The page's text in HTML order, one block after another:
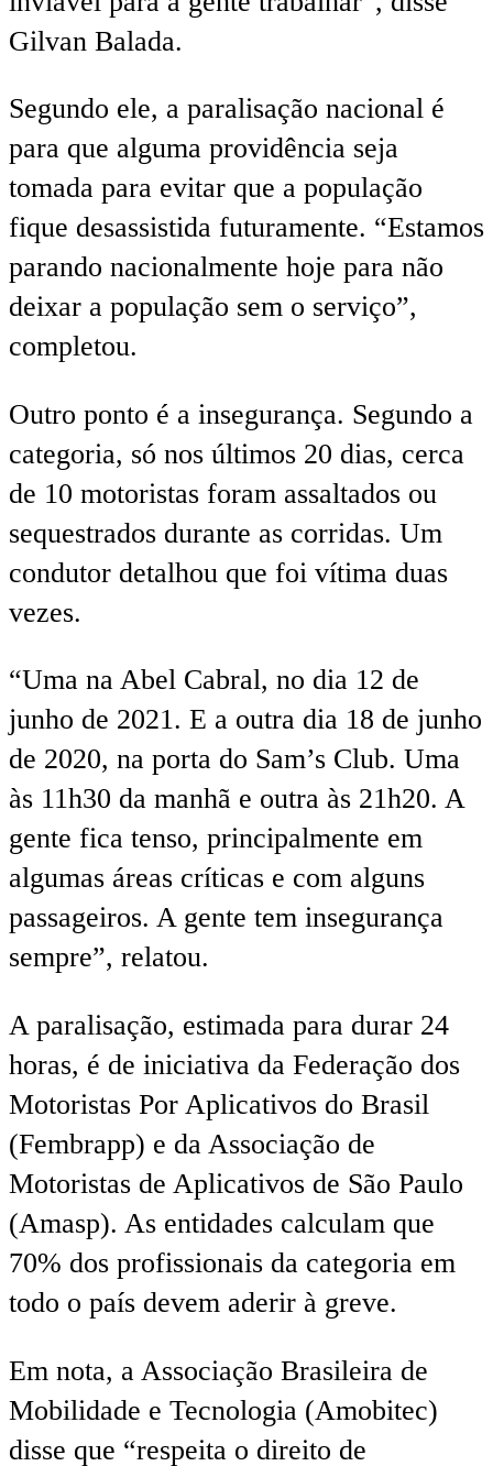
Gilvan Balada.
Segundo ele, a paralisação nacional é
para que alguma providência seja
tomada para evitar que a população
fique desassistida futuramente. “Estamos
parando nacionalmente hoje para não
deixar a população sem o serviço”,
completou.
Outro ponto é a insegurança. Segundo a
categoria, só nos últimos 20 dias, cerca
de 10 motoristas foram assaltados ou
sequestrados durante as corridas. Um
condutor detalhou que foi vítima duas
vezes.
“Uma na Abel Cabral, no dia 12 de
junho de 2021. E a outra dia 18 de junho
de 2020, na porta do Sam’s Club. Uma
às 11h30 da manhã e outra às 21h20. A
gente fica tenso, principalmente em
algumas áreas críticas e com alguns
passageiros. A gente tem insegurança
sempre”, relatou.
A paralisação, estimada para durar 24
horas, é de iniciativa da Federação dos
Motoristas Por Aplicativos do Brasil
(Fembrapp) e da Associação de
Motoristas de Aplicativos de São Paulo
(Amasp). As entidades calculam que
70% dos profissionais da categoria em
todo o país devem aderir à greve.
Em nota, a Associação Brasileira de
Mobilidade e Tecnologia (Amobitec)
disse que “respeita o direito de